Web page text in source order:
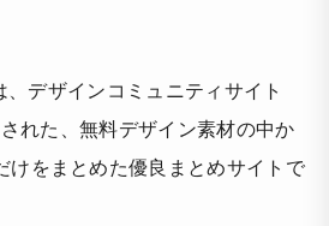
、デザインコミュニティサイト
れた、無料デザイン素材の中か
けをまとめた優良まとめサイトで